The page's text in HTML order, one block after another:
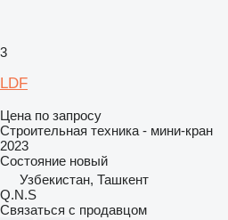
3
LDF
Цена по запросу
Строительная техника - мини-кран
2023
Состояние новый
Узбекистан, Ташкент
Q.N.S
Связаться с продавцом